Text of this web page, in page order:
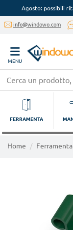
Agosto: possibili
info@windowo.com
MENU
FERRAMENTA
Home Ferramenta